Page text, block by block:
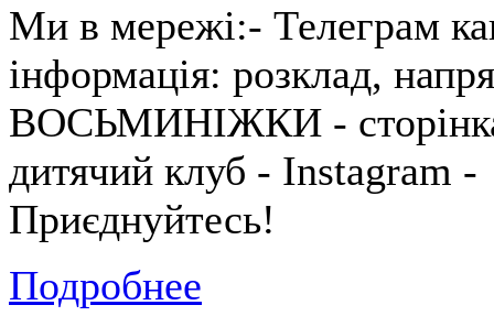
Ми в мережі:- Телеграм
інформація: розклад,
ВОСЬМИНІЖКИ -
дитячий клуб -
Приєднуйтесь!
Подробнее